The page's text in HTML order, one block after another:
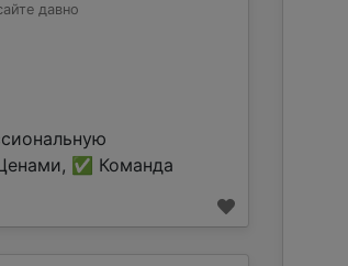
давно
✅ Команда